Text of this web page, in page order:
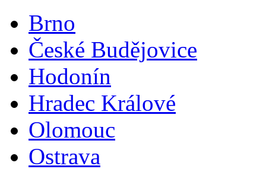
Brno
České Budějovice
Hodonín
Hradec Králové
Olomouc
Ostrava